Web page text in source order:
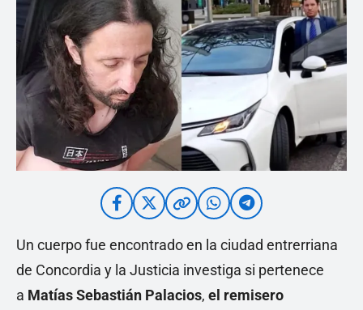
Un cuerpo fue encontrado en la ciudad entrerriana
de Concordia y la Justicia investiga si pertenece
a Matías Sebastián Palacios, el remisero